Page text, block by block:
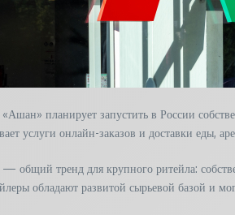
планирует запустить в России
услуги онлайн-заказов и доставки
общий тренд для крупного ритейла:
обладают развитой сырьевой базой и